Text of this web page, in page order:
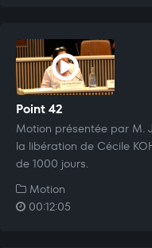
Point 42
Motion présentée par M.
la libération de Cécile
de 1000 jours.
Motion
00:12:05